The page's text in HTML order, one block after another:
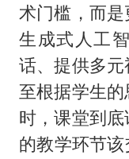
术门槛，而
生成式人工
话、提供多
至根据学生
时，课堂到
的教学环节